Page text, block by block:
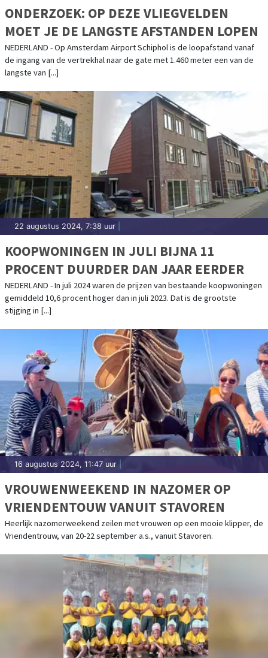
ONDERZOEK: OP DEZE VLIEGVELDEN
MOET JE DE LANGSTE AFSTANDEN LOPEN
NEDERLAND - Op Amsterdam Airport Schiphol is de loopafstand vanaf
de ingang van de vertrekhal naar de gate met 1.460 meter een van de
langste van [...]
22 augustus 2024, 7:38 uur
KOOPWONINGEN IN JULI BIJNA 11
PROCENT DUURDER DAN JAAR EERDER
NEDERLAND - In juli 2024 waren de prijzen van bestaande koopwoningen
gemiddeld 10,6 procent hoger dan in juli 2023. Dat is de grootste
stijging in [...]
16 augustus 2024, 11:47 uur
VROUWENWEEKEND IN NAZOMER OP
VRIENDENTOUW VANUIT STAVOREN
Heerlijk nazomerweekend zeilen met vrouwen op een mooie klipper, de
Vriendentrouw, van 20-22 september a.s., vanuit Stavoren.